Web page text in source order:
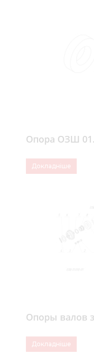
Опора ОЗШ
Докладніше
Опоры валов
Докладніше